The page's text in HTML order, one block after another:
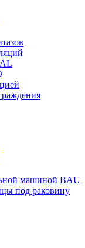
машиной BAU
под раковину